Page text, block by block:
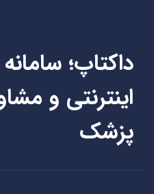
داکتاپ؛
اینترنتی و
پزشک